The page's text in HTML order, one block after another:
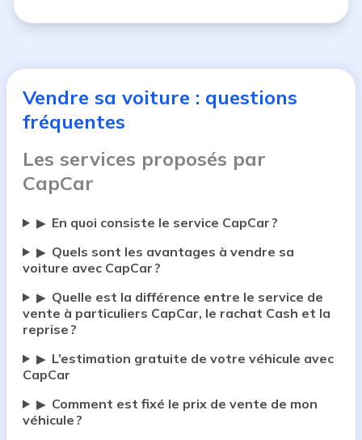
Vendre sa voiture : questions
fréquentes
Les services proposés par
CapCar
▶ En quoi consiste le service CapCar ?
▶ Quels sont les avantages à vendre sa
voiture avec CapCar ?
▶ Quelle est la différence entre le service de
vente à particuliers CapCar, le rachat Cash et la
reprise ?
▶ L’estimation gratuite de votre véhicule avec
CapCar
▶ Comment est fixé le prix de vente de mon
véhicule ?